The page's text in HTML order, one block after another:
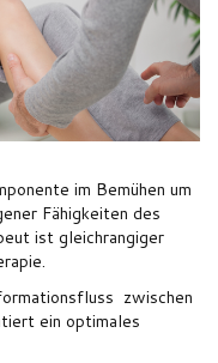
im Bemühen um
Fähigkeiten des
ist gleichrangiger
zwischen
ein optimales